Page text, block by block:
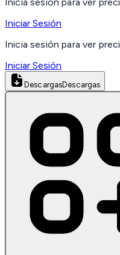
Iniciar Sesión
Inicia sesión para ver
Iniciar Sesión
DescargasDescargas